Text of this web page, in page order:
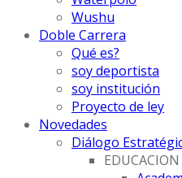
Wushu
Doble Carrera
Qué es?
soy deportista
soy institución
Proyecto de ley
Novedades
Diálogo
EDUCACION